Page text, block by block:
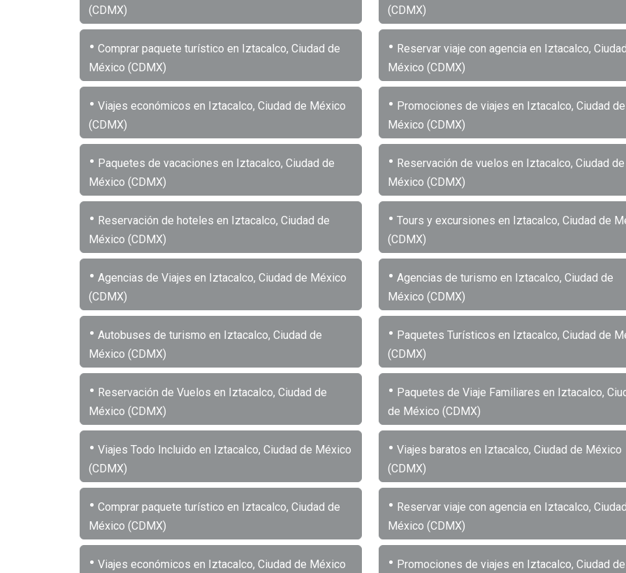
(CDMX)
(CDMX)
• Comprar paquete turístico en Iztacalco, Ciudad de
México (CDMX)
• Reservar viaje con agencia en Iztacalco,
México (CDMX)
• Viajes económicos en Iztacalco, Ciudad de México
(CDMX)
• Promociones de viajes en Iztacalco, Ciudad de
México (CDMX)
• Paquetes de vacaciones en Iztacalco, Ciudad de
México (CDMX)
• Reservación de vuelos en Iztacalco, Ciudad de
México (CDMX)
• Reservación de hoteles en Iztacalco, Ciudad de
México (CDMX)
• Tours y excursiones en Iztacalco, Ciudad de
(CDMX)
• Agencias de Viajes en Iztacalco, Ciudad de México
(CDMX)
• Agencias de turismo en Iztacalco, Ciudad de
México (CDMX)
• Autobuses de turismo en Iztacalco, Ciudad de
México (CDMX)
• Paquetes Turísticos en Iztacalco, Ciudad de
(CDMX)
• Reservación de Vuelos en Iztacalco, Ciudad de
México (CDMX)
• Paquetes de Viaje Familiares en Iztacalco,
de México (CDMX)
• Viajes Todo Incluido en Iztacalco, Ciudad de México
(CDMX)
• Viajes baratos en Iztacalco, Ciudad de México
(CDMX)
• Comprar paquete turístico en Iztacalco, Ciudad de
México (CDMX)
• Reservar viaje con agencia en Iztacalco,
México (CDMX)
• Viajes económicos en Iztacalco, Ciudad de México
• Promociones de viajes en Iztacalco, Ciudad de